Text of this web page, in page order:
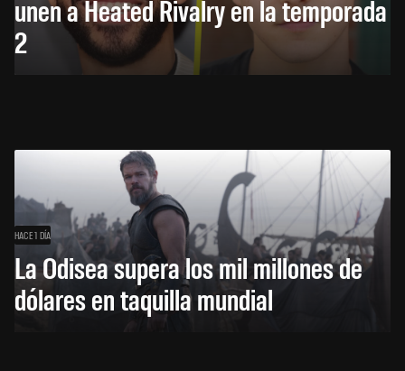
unen a Heated Rivalry en la temporada
2
HACE 1 DÍA
La Odisea supera los mil millones de
dólares en taquilla mundial